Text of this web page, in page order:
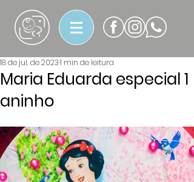
Maria Eduarda especial 1
aninho
18 de jul. de 20231 min de leitura